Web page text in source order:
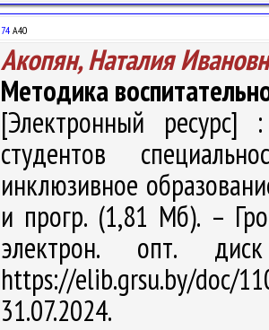
74 А40
Акопян, Наталия
Методика
[Электронный ресурс]
студентов
инклюзивное
и прогр. (1,81 Мб). –
электрон. опт.
https://elib.grsu.by/doc/
31.07.2024.